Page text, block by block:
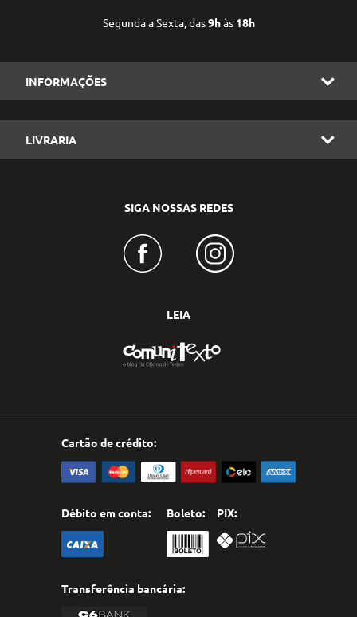
Segunda a Sexta, das9hàs 18h
INFORMAÇÕES
LIVRARIA
SIGA NOSSAS REDES
LEIA
Cartão de crédito:
Débito em conta: Boleto: PIX:
Transferência bancária: